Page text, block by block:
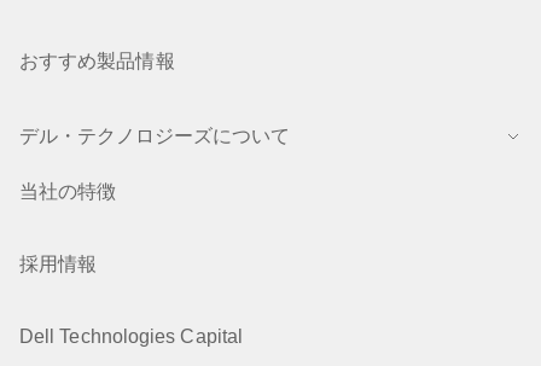
おすすめ製品情報
デル・テクノロジーズについて
当社の特徴
採用情報
Dell Technologies Capital